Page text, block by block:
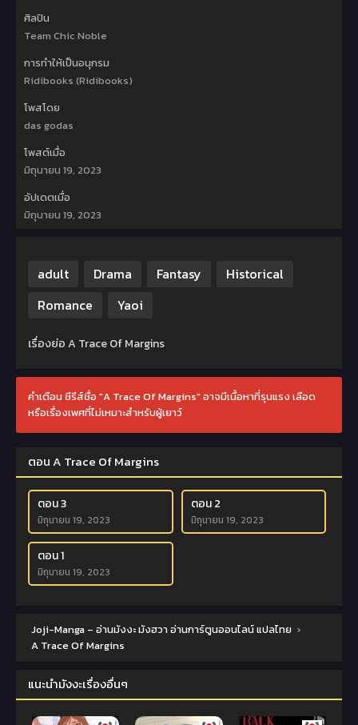
ศิลปิน
Team Chic Noble
การทำให้เป็นอนุกรม
Ridibooks (Ridibooks)
โพสโดย
das godas
โพสต์เมื่อ
มิถุนายน 19, 2023
อัปเดตเมื่อ
มิถุนายน 19, 2023
adult Drama Fantasy
Historical
Romance
Yaoi
เรื่องย่อ A Trace Of Margins
คำเตือน ซีรีส์ชื่อ "A Trace Of Margins" อาจมีเนื้อหาที่รุนแรง เลือด
หรือเรื่องเพศที่ไม่เหมาะสำหรับผู้เยาว์
ตอน A Trace Of Margins
ตอน 3
มิถุนายน 19, 2023
ตอน 2
มิถุนายน 19, 2023
ตอน 1
มิถุนายน 19, 2023
Joji-Manga – อ่านมังงะ มังฮวา อ่านการ์ตูนออนไลน์ แปลไทย ›
A Trace Of Margins
แนะนำมังงะเรื่องอื่นๆ